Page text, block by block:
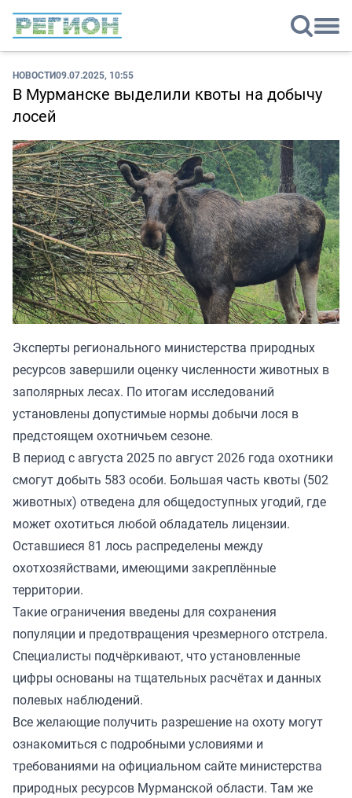
НОВОСТИ09.07.2025, 10:55
В Мурманске выделили квоты на добычу
лосей
Эксперты регионального министерства природных
ресурсов завершили оценку численности животных в
заполярных лесах. По итогам исследований
установлены допустимые нормы добычи лося в
предстоящем охотничьем сезоне.
В период с августа 2025 по август 2026 года охотники
смогут добыть 583 особи. Большая часть квоты (502
животных) отведена для общедоступных угодий, где
может охотиться любой обладатель лицензии.
Оставшиеся 81 лось распределены между
охотхозяйствами, имеющими закреплённые
территории.
Такие ограничения введены для сохранения
популяции и предотвращения чрезмерного отстрела.
Специалисты подчёркивают, что установленные
цифры основаны на тщательных расчётах и данных
полевых наблюдений.
Все желающие получить разрешение на охоту могут
ознакомиться с подробными условиями и
требованиями на официальном сайте министерства
природных ресурсов Мурманской области. Там же